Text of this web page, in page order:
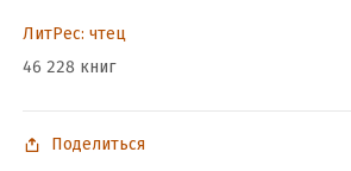
ЛитРес: чтец
46 228 книг
Поделиться